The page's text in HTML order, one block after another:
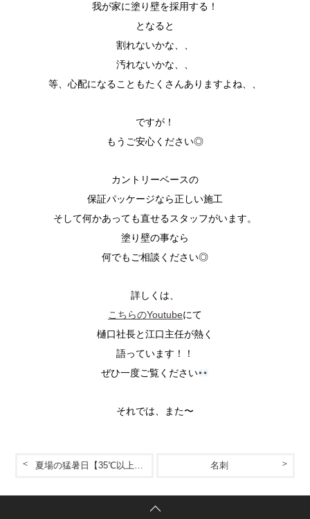
我が家に塗り壁を採用する！
となると
割れないかな、、
汚れないかな、、
等、心配になることもたくさんありますよね、、
ですが！
もうご安心ください◎
カントリーベースの
保証パッケージなら正しい施工
そして何かあっても直せるスタッフがいます。
塗り壁の事なら
何でもご相談ください◎
詳しくは、
こちらのYoutubeにて
樋口社長と江口主任が熱く
語っています！！
ぜひ一度ご覧ください
それでは、また〜
名刺
夏場の猛暑日【35℃以上】での工期延長のお願い